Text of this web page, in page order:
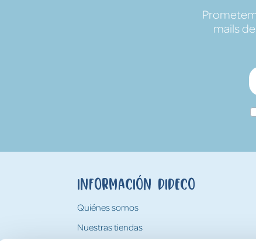
mails
Información Dideco
Quiénes somos
Nuestras tiendas